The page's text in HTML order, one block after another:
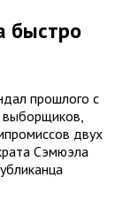
быстро
прошлого с
выборщиков,
двух
Сэмюэла